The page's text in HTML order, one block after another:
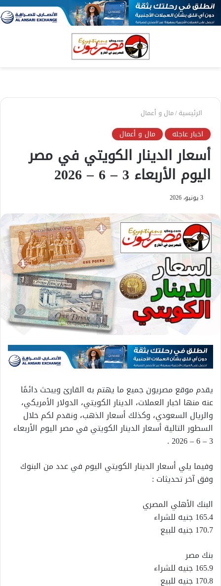
الرئيسية/مال و أعمال
اخبار عاجله مال و أعمال
أسعار الدينار الكويتي في مصر
اليوم الأربعاء 3 – 6 – 2026
3 يونيو، 2026
يقدم موقع مصريون جميع ما يهتم به القارئ ويبحث دائمًا
عنه منها اخبار العملات، الدينار الكويتي، الدولار الأمريكي،
والريال السعودي، وكذلك أسعار الذهب، ونقدم لكم خلال
السطور التالية أسعار الدينار الكويتي في مصر اليوم الأربعاء
3 – 6 – 2026 .
وفيما يلي أسعار الدينار الكويتي اليوم في عدد من البنوك
وفق آخر تحديثات :
البنك الأهلي المصري
165.4 جنيه للشراء
170.7 جنيه للبيع
بنك مصر
165.9 جنيه للشراء
170.8 جنيه للبيع